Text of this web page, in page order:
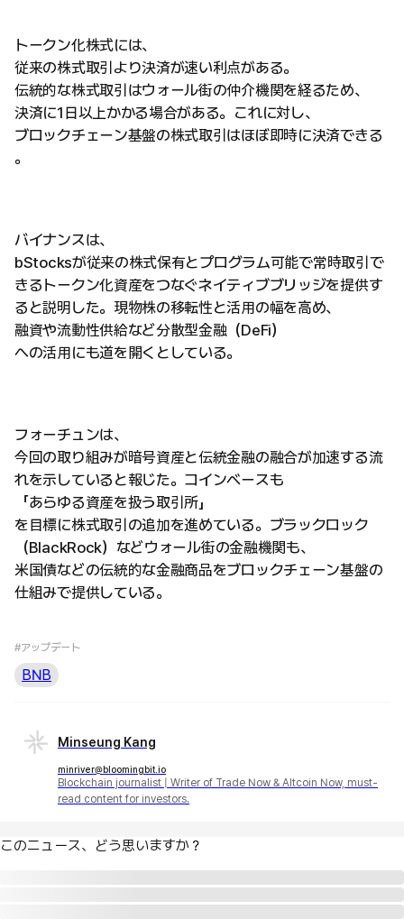
トークン化株式には、
従来の株式取引より決済が速い利点がある。
伝統的な株式取引はウォール街の仲介機関を経るため、
決済に1日以上かかる場合がある。これに対し、
ブロックチェーン基盤の株式取引はほぼ即時に決済できる
。
バイナンスは、
bStocksが従来の株式保有とプログラム可能で常時取引で
きるトークン化資産をつなぐネイティブブリッジを提供す
ると説明した。現物株の移転性と活用の幅を高め、
融資や流動性供給など分散型金融（DeFi）
への活用にも道を開くとしている。
フォーチュンは、
今回の取り組みが暗号資産と伝統金融の融合が加速する流
れを示していると報じた。コインベースも
「あらゆる資産を扱う取引所」
を目標に株式取引の追加を進めている。ブラックロック
（BlackRock）などウォール街の金融機関も、
米国債などの伝統的な金融商品をブロックチェーン基盤の
仕組みで提供している。
#アップデート
BNB
Minseung Kang
minriver@bloomingbit.io
Blockchain journalist | Writer of Trade Now & Altcoin Now, must-
read content for investors.
このニュース、どう思いますか？